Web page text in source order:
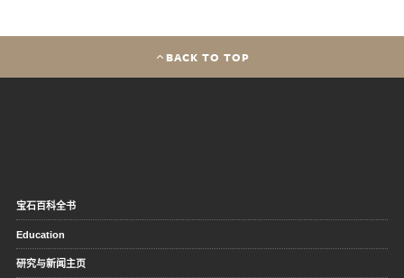
BACK TO TOP
宝石百科全书
Education
研究与新闻主页